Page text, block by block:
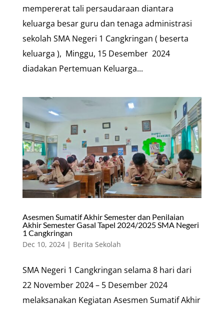
mempererat tali persaudaraan diantara
keluarga besar guru dan tenaga administrasi
sekolah SMA Negeri 1 Cangkringan ( beserta
keluarga ), Minggu, 15 Desember 2024
diadakan Pertemuan Keluarga...
Asesmen Sumatif Akhir Semester dan Penilaian
Akhir Semester Gasal Tapel 2024/2025 SMA Negeri
1 Cangkringan
Dec 10, 2024| Berita Sekolah
SMA Negeri 1 Cangkringan selama 8 hari dari
22 November 2024 – 5 Desember 2024
melaksanakan Kegiatan Asesmen Sumatif Akhir